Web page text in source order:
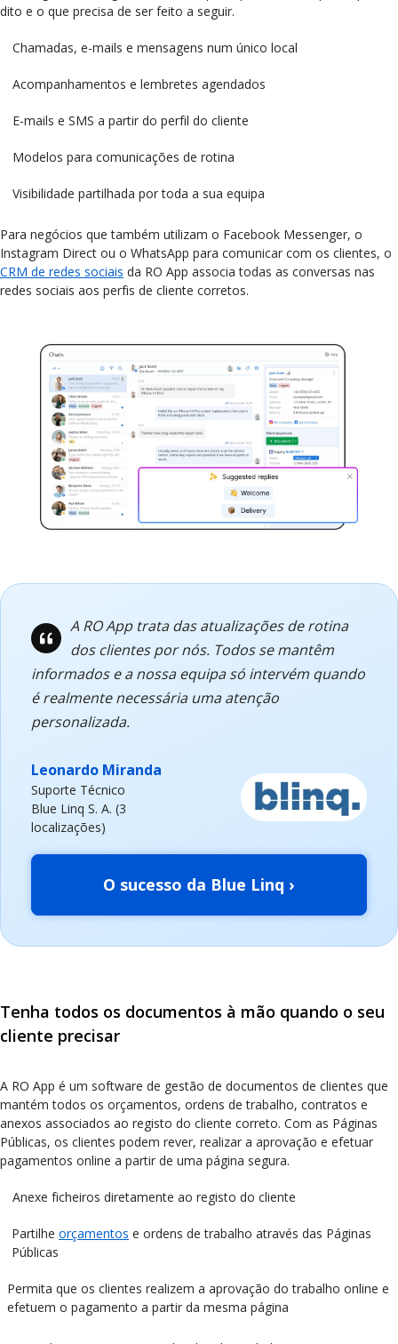
dito e o que precisa de ser feito a seguir.
Chamadas, e-mails e mensagens num único local
Acompanhamentos e lembretes agendados
E-mails e SMS a partir do perfil do cliente
Modelos para comunicações de rotina
Visibilidade partilhada por toda a sua equipa
Para negócios que também utilizam o Facebook Messenger, o
Instagram Direct ou o WhatsApp para comunicar com os clientes, o
CRM de redes sociais da RO App associa todas as conversas nas
redes sociais aos perfis de cliente corretos.
A RO App trata das atualizações de rotina
dos clientes por nós. Todos se mantêm
informados e a nossa equipa só intervém quando
é realmente necessária uma atenção
personalizada.
Leonardo Miranda
Suporte Técnico
Blue Linq S. A. (3
localizações)
O sucesso da Blue Linq ›
Tenha todos os documentos à mão quando o seu
cliente precisar
A RO App é um software de gestão de documentos de clientes que
mantém todos os orçamentos, ordens de trabalho, contratos e
anexos associados ao registo do cliente correto. Com as Páginas
Públicas, os clientes podem rever, realizar a aprovação e efetuar
pagamentos online a partir de uma página segura.
Anexe ficheiros diretamente ao registo do cliente
Partilheorçamentos e ordens de trabalho através das Páginas
Públicas
Permita que os clientes realizem a aprovação do trabalho online e
efetuem o pagamento a partir da mesma página